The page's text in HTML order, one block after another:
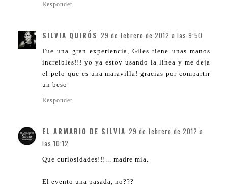
Responder
SILVIA QUIRÓS 29 de febrero de 2012 a las 9:50
Fue una gran experiencia, Giles tiene unas manos
increibles!!! yo ya estoy usando la linea y me deja
el pelo que es una maravilla! gracias por compartir
un beso
Responder
EL ARMARIO DE SILVIA 29 de febrero de 2012 a
las 10:12
Que curiosidades!!!... madre mia.
El evento una pasada, no???